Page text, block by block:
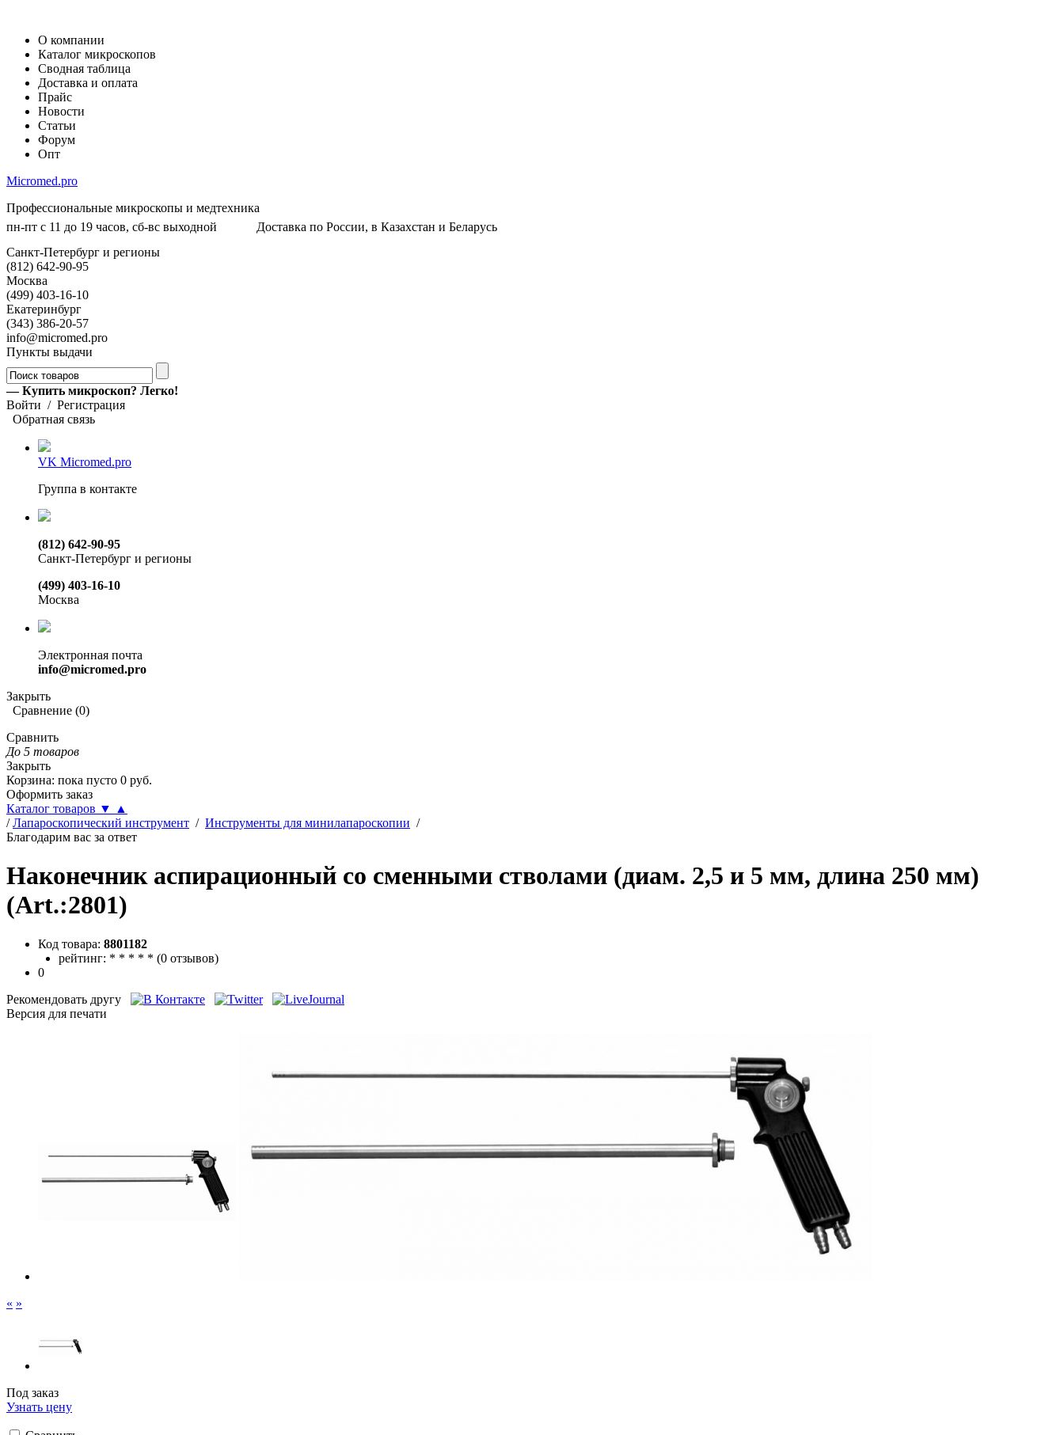
О компании
Каталог микроскопов
Сводная таблица
Доставка и оплата
Прайс
Новости
Статьи
Форум
Опт
Micromed.pro
Профессиональные микроскопы и медтехника
пн-пт с 11 до 19 часов, сб-вс выходной
Доставка по России, в Казахстан и Беларусь
Санкт-Петербург и регионы
(812) 642-90-95
Москва
(499) 403-16-10
Екатеринбург
(343) 386-20-57
info@micromed.pro
Пункты выдачи
— Купить микроскоп? Легко!
Войти / Регистрация
Обратная связь
VK Micromed.pro
Группа в контакте
(812) 642-90-95
Санкт-Петербург и регионы
(499) 403-16-10
Москва
Электронная почта
info@micromed.pro
Закрыть
Сравнение (0)
Сравнить
До 5 товаров
Закрыть
Корзина: пока пусто 0 руб.
Оформить заказ
Каталог товаров ▼
▲
/ Лапароскопический инструмент / Инструменты для минилапароскопии /
Благодарим вас за ответ
Наконечник аспирационный со сменными стволами (диам. 2,5 и 5 мм, длина 250 мм)
(Art.:2801)
Код товара: 8801182
рейтинг: * * * * * (0 отзывов)
0
Рекомендовать другу
Версия для печати
« »
Под заказ
Узнать цену